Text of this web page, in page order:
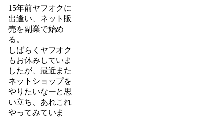
15年前ヤフオクに
出逢い、ネット販
売を副業で始め
る。
しばらくヤフオク
もお休みしていま
したが、最近また
ネットショップを
やりたいなーと思
い立ち、あれこれ
やってみていま